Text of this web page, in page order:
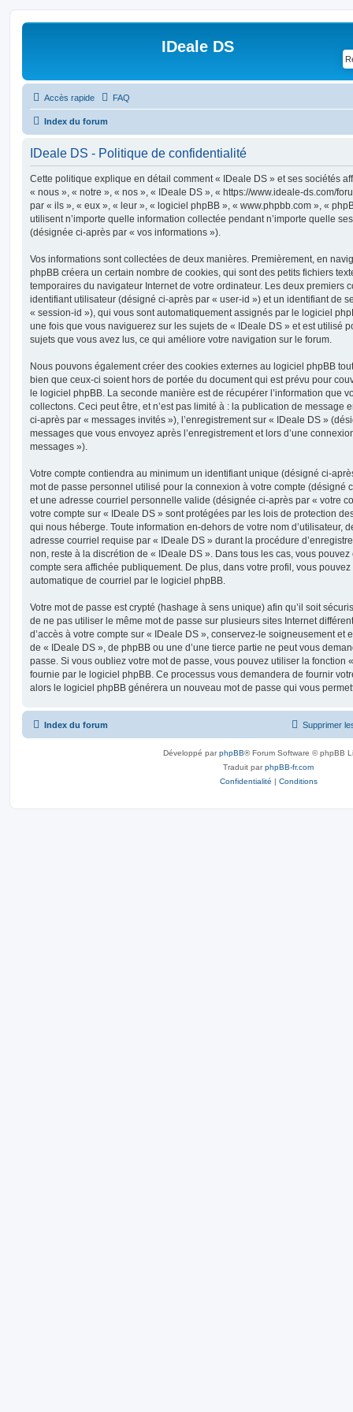
IDeale DS
Accès rapide FAQ
Index du forum
IDeale DS - Politique de confidentialité
Cette politique explique en détail comment « IDeale DS » et ses sociétés
« nous », « notre », « nos », « IDeale DS », « https://www.ideale-ds.com/
par « ils », « eux », « leur », « logiciel phpBB », « www.phpbb.com », «
utilisent n’importe quelle information collectée pendant n’importe quelle
(désignée ci-après par « vos informations »).
Vos informations sont collectées de deux manières. Premièrement, en
phpBB créera un certain nombre de cookies, qui sont des petits fichiers
temporaires du navigateur Internet de votre ordinateur. Les deux premiers
identifiant utilisateur (désigné ci-après par « user-id ») et un identifiant de
« session-id »), qui vous sont automatiquement assignés par le logiciel
une fois que vous naviguerez sur les sujets de « IDeale DS » et est utilisé
sujets que vous avez lus, ce qui améliore votre navigation sur le forum.
Nous pouvons également créer des cookies externes au logiciel phpBB
bien que ceux-ci soient hors de portée du document qui est prévu pour
le logiciel phpBB. La seconde manière est de récupérer l’information que
collectons. Ceci peut être, et n’est pas limité à : la publication de message
ci-après par « messages invités »), l’enregistrement sur « IDeale DS »
messages que vous envoyez après l’enregistrement et lors d’une
messages »).
Votre compte contiendra au minimum un identifiant unique (désigné ci-
mot de passe personnel utilisé pour la connexion à votre compte (désigné
et une adresse courriel personnelle valide (désignée ci-après par « votre
votre compte sur « IDeale DS » sont protégées par les lois de protection
qui nous héberge. Toute information en-dehors de votre nom d’utilisateur,
adresse courriel requise par « IDeale DS » durant la procédure
non, reste à la discrétion de « IDeale DS ». Dans tous les cas, vous
compte sera affichée publiquement. De plus, dans votre profil, vous
automatique de courriel par le logiciel phpBB.
Votre mot de passe est crypté (hashage à sens unique) afin qu’il soit
de ne pas utiliser le même mot de passe sur plusieurs sites Internet
d’accès à votre compte sur « IDeale DS », conservez-le soigneusement et
de « IDeale DS », de phpBB ou une d’une tierce partie ne peut vous
passe. Si vous oubliez votre mot de passe, vous pouvez utiliser la fonction
fournie par le logiciel phpBB. Ce processus vous demandera de fournir
alors le logiciel phpBB générera un nouveau mot de passe qui vous
Index du forum Supprimer
Développé parphpBB® Forum Software © phpBB
Traduit parphpBB-fr.com
Confidentialité | Conditions